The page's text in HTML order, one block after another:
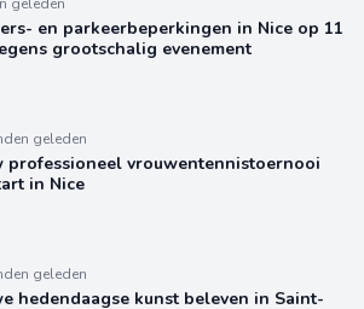
en parkeerbeperkingen in Nice op 11
grootschalig evenement
geleden
professioneel vrouwentennistoernooi
in Nice
geleden
hedendaagse kunst beleven in Saint-